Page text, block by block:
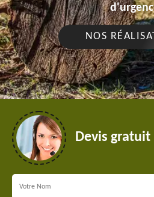
NOS
Devis gratuit